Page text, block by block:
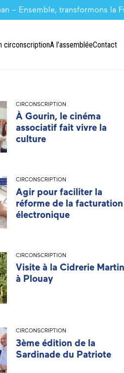
– Ensemble, transformons la
circonscriptionA l’assembléeContact
CIRCONSCRIPTION
À Gourin, le cinéma
associatif fait vivre la
culture
CIRCONSCRIPTION
Agir pour faciliter la
réforme de la facturation
électronique
CIRCONSCRIPTION
Visite à la Cidrerie Martin
à Plouay
CIRCONSCRIPTION
3ème édition de la
Sardinade du Patriote